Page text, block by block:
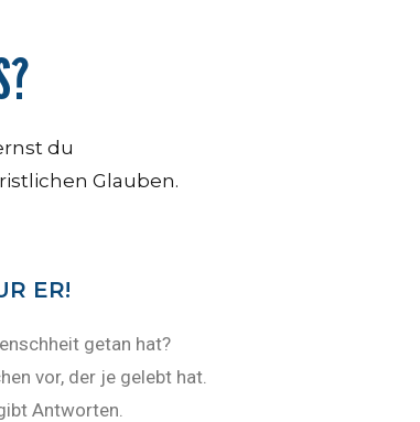
du
Glauben.
ER!
getan hat?
vor, der je gelebt hat.
Antworten.